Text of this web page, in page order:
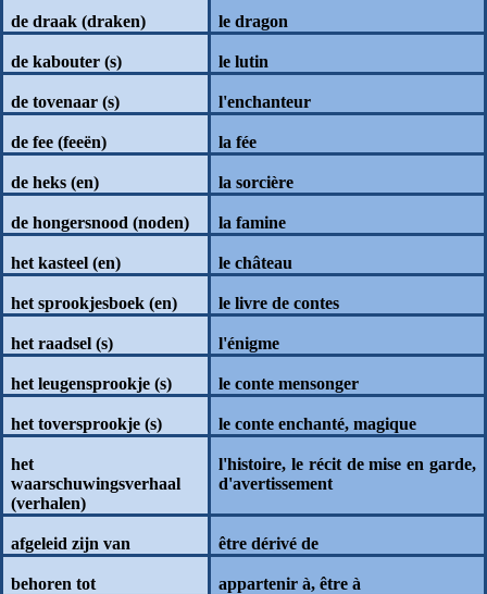
de draak (draken) le dragon
de kabouter (s) le lutin
de tovenaar (s) l'enchanteur
de fee (feeën) la fée
de heks (en) la sorcière
de hongersnood (noden) la famine
het kasteel (en) le château
het sprookjesboek (en) le livre de contes
het raadsel (s) l'énigme
het leugensprookje (s) le conte mensonger
het toversprookje (s) le conte enchanté, magique
het
waarschuwingsverhaal
(verhalen)
l'histoire, le récit de mise en garde,
d'avertissement
afgeleid zijn van être dérivé de
behoren tot appartenir à, être à